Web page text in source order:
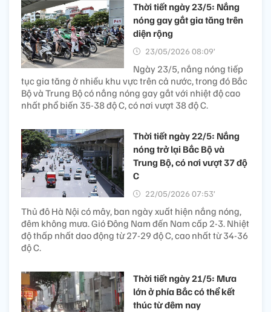
Thời tiết ngày 23/5: Nắng
nóng gay gắt gia tăng trên
diện rộng
23/05/2026 08:09’
Ngày 23/5, nắng nóng tiếp
tục gia tăng ở nhiều khu vực trên cả nước, trong đó Bắc
Bộ và Trung Bộ có nắng nóng gay gắt với nhiệt độ cao
nhất phổ biến 35-38 độ C, có nơi vượt 38 độ C.
Thời tiết ngày 22/5: Nắng
nóng trở lại Bắc Bộ và
Trung Bộ, có nơi vượt 37 độ
C
22/05/2026 07:53’
Thủ đô Hà Nội có mây, ban ngày xuất hiện nắng nóng,
đêm không mưa. Gió Đông Nam đến Nam cấp 2-3. Nhiệt
độ thấp nhất dao động từ 27-29 độ C, cao nhất từ 34-36
độ C.
Thời tiết ngày 21/5: Mưa
lớn ở phía Bắc có thể kết
thúc từ đêm nay